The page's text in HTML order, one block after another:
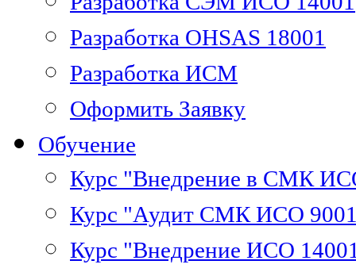
Разработка OHSAS 18001
Разработка ИСМ
Оформить Заявку
Обучение
Курс "Внедрение в СМК
Курс "Аудит СМК ИСО
Курс "Внедрение ИСО